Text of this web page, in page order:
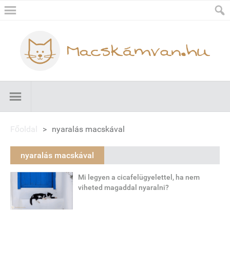
Főoldal > nyaralás macskával
nyaralás macskával
Mi legyen a cicafelügyelettel, ha nem
viheted magaddal nyaralni?